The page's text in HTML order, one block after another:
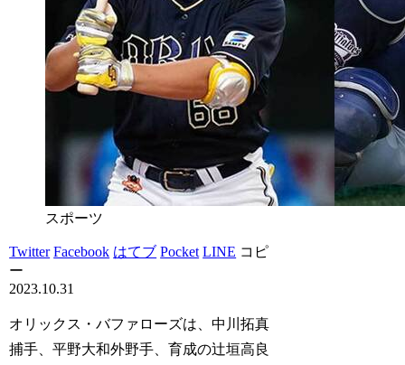
スポーツ
Twitter Facebook はてブ Pocket LINE コピ
ー
2023.10.31
オリックス・バファローズは、中川拓真
捕手、平野大和外野手、育成の辻垣高良